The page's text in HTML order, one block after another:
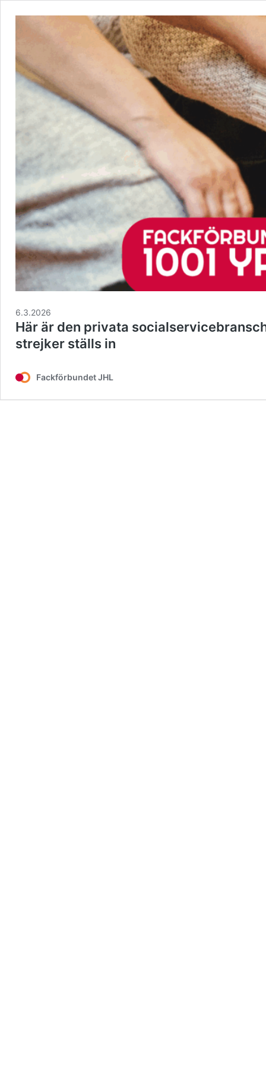
6.3.2026
Här är den privata
strejker ställs in
Fackförbundet JHL